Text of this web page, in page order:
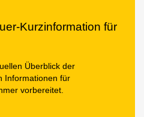
Kurzinformation für
Überblick der
Informationen für
vorbereitet.